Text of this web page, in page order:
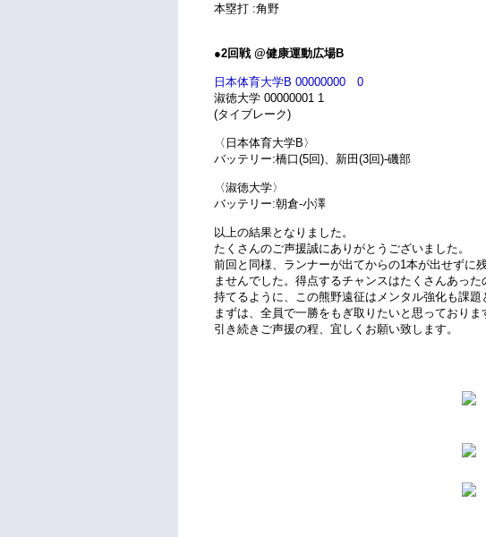
本塁打 :角野
●2回戦 @健康運動広場B
日本体育大学B 00000000 0
淑徳大学 00000001 1
(タイブレーク)
〈日本体育大学B〉
バッテリー:橋口(5回)、新田(3回)-磯部
〈淑徳大学〉
バッテリー:朝倉-小澤
以上の結果となりました。
たくさんのご声援誠にありがとうございました。
前回と同様、ランナーが出てからの1本が出せずに
ませんでした。得点するチャンスはたくさんあっ
持てるように、この熊野遠征はメンタル強化も課題
まずは、全員で一勝をもぎ取りたいと思っておりま
引き続きご声援の程、宜しくお願い致します。